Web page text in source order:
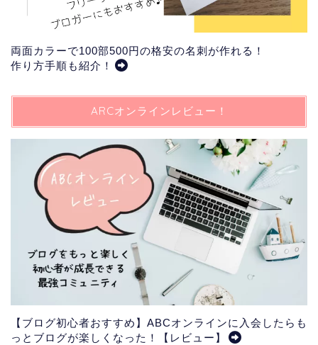
両面カラーで100部500円の格安の名刺が作れる！
作り方手順も紹介 ！
ARCオンラインレビュー！
【ブログ初心者おすすめ】ABCオンラインに入会したらも
っとブログが楽しくなった！【レビュー】